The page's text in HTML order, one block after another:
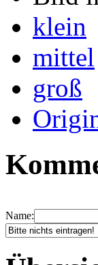
Bild
klein
mittel
groß